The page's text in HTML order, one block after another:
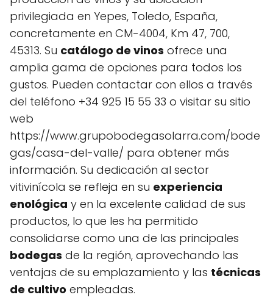
privilegiada en Yepes, Toledo, España,
concretamente en CM-4004, Km 47, 700,
45313. Su catálogo de vinos ofrece una
amplia gama de opciones para todos los
gustos. Pueden contactar con ellos a través
del teléfono +34 925 15 55 33 o visitar su sitio
web
https://www.grupobodegasolarra.com/bode
gas/casa-del-valle/ para obtener más
información. Su dedicación al sector
vitivinícola se refleja en su experiencia
enológica y en la excelente calidad de sus
productos, lo que les ha permitido
consolidarse como una de las principales
bodegas de la región, aprovechando las
ventajas de su emplazamiento y las técnicas
de cultivo empleadas.